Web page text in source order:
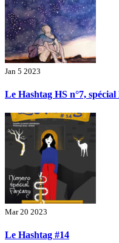
Jan 5 2023
Le Hashtag HS n°7, spécial
Mar 20 2023
Le Hashtag #14